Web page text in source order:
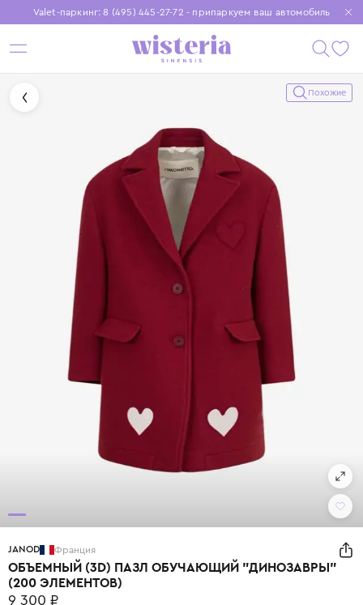
Valet-паркинг: 8 (495) 445-27-72 - припаркуем ваш автомобиль
Бесплатная доставка при заказе от 15 000 ₽
Установите приложение, чтобы покупки были еще удобнее
Похожие
JANOD Франция
ОБЪЕМНЫЙ (3D) ПАЗЛ ОБУЧАЮЩИЙ "ДИНОЗАВРЫ"
(200 ЭЛЕМЕНТОВ)
9 300 ₽